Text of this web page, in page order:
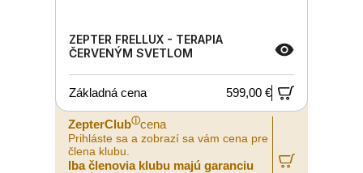
ZEPTER FRELLUX - TERAPIA
ČERVENÝM SVETLOM
Základná cena 599,00 €
ZepterClubⓘcena
Prihláste sa a zobrazí sa vám cena pre
člena klubu.
Iba členovia klubu majú garanciu